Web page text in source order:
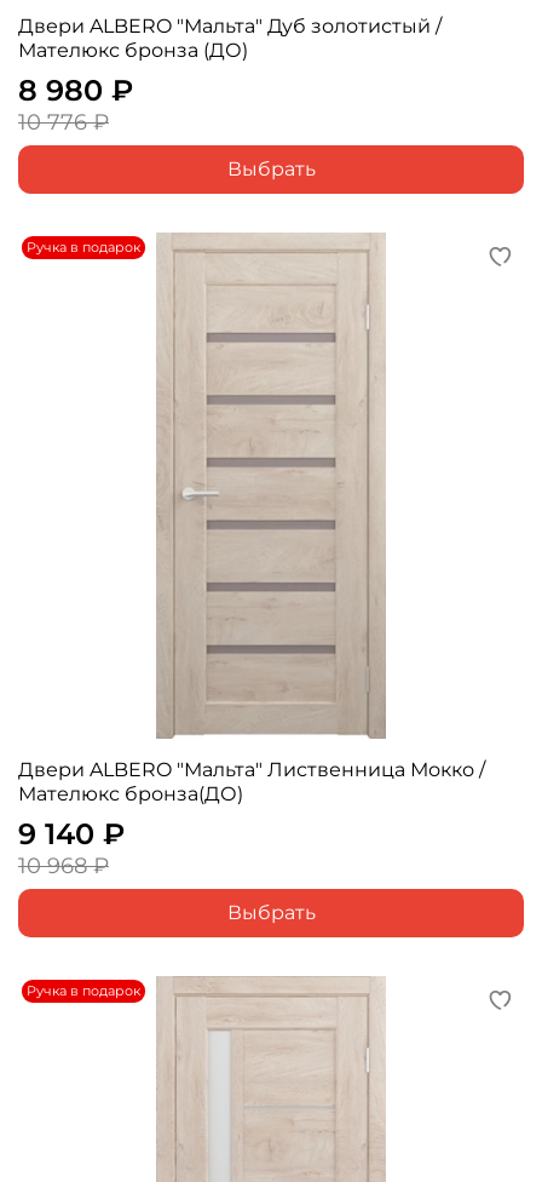
Двери ALBERO "Мальта" Дуб золотистый /
Мателюкс бронза (ДО)
8 980 ₽
10 776 ₽
Выбрать
Ручка в подарок
Двери ALBERO "Мальта" Лиственница Мокко /
Мателюкс бронза(ДО)
9 140 ₽
10 968 ₽
Выбрать
Ручка в подарок